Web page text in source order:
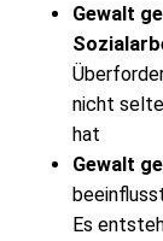
Gewalt
nicht
hat
Gewalt
Es